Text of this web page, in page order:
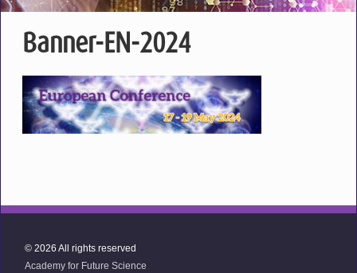
Banner-EN-2024
© 2026 All rights reserved
Academy for Future Science